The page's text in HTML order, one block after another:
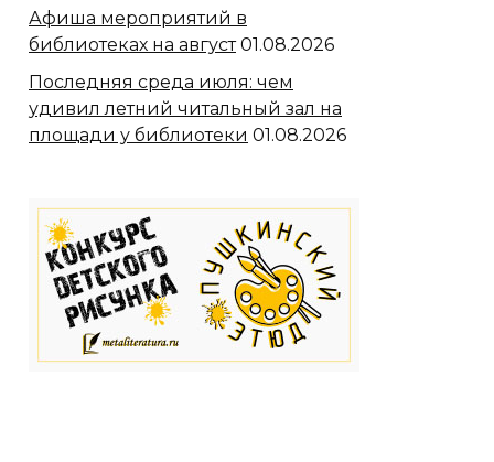
Афиша мероприятий в
библиотеках на август 01.08.2026
Последняя среда июля: чем
удивил летний читальный зал на
площади у библиотеки 01.08.2026